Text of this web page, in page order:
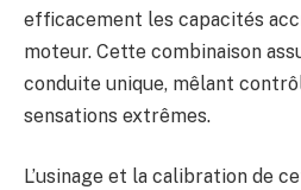
efficacement les capacités
moteur. Cette combinaison
conduite unique, mêlant
sensations extrêmes.
L’usinage et la calibration de